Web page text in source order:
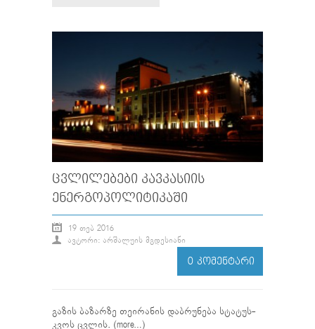
ᲪᲕᲚᲘᲚᲔᲑᲔᲑᲘ ᲙᲐᲕᲙᲐᲡᲘᲘᲡ
ᲔᲜᲔᲠᲒᲝᲞᲝᲚᲘᲢᲘᲙᲐᲨᲘ
19 ᲗᲔᲑ 2016
ᲐᲕᲢᲝᲠᲘ: ᲐᲠᲨᲐᲚᲣᲘᲡ ᲛᲒᲓᲔᲡᲘᲐᲜᲘ
0 ᲙᲝᲛᲔᲜᲢᲐᲠᲘ
გაზის ბაზარზე თეირანის დაბრუნება სტატუს-
კვოს ცვლის. (more…)